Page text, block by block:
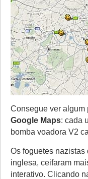
Consegue ver algum
Google Maps: cada
bomba voadora V2
Os foguetes
inglesa, ceifaram
interativo. Clicando